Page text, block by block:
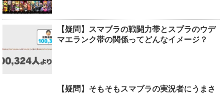
【疑問】スマブラの戦闘力帯とスプラのウデ
マエランク帯の関係ってどんなイメージ？
【疑問】そもそもスマブラの実況者にうまさ